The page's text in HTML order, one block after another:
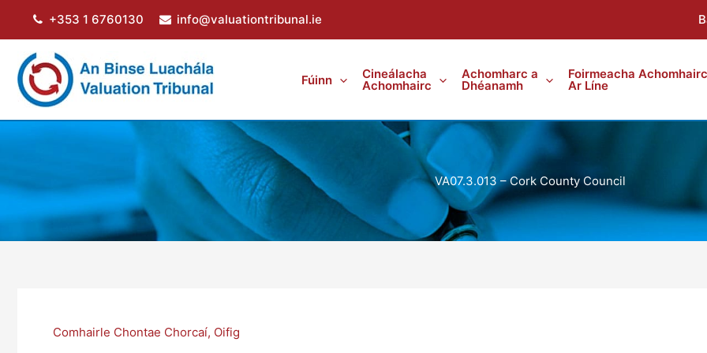
+353 1 6760130 info@valuationtribunal.ie
Fúinn Cineálacha
Achomhairc
Achomharc a
Dhéanamh
Foirmeacha Achomhairc
Ar Líne
VA07.3.013 – Cork County Council
Comhairle Chontae Chorcaí, Oifig